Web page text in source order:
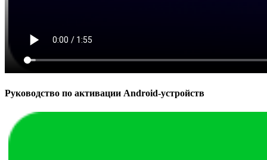
Руководство по активации Android-устройств